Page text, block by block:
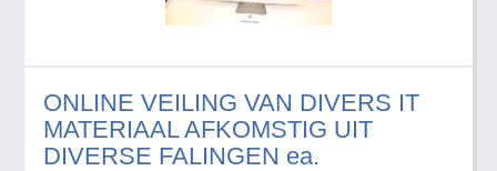
ONLINE VEILING VAN DIVERS IT
MATERIAAL AFKOMSTIG UIT
DIVERSE FALINGEN ea.